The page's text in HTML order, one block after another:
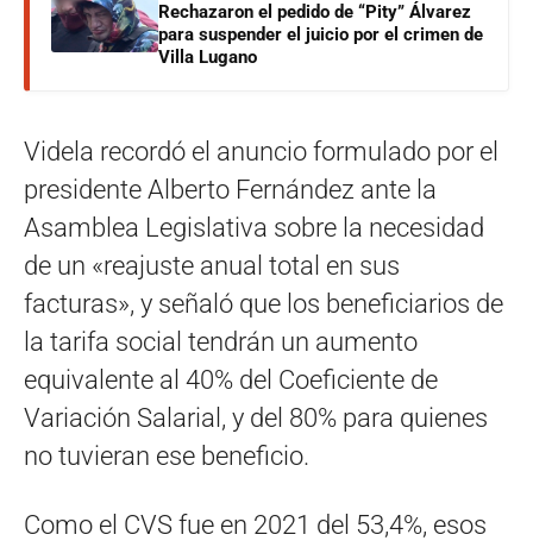
Rechazaron el pedido de “Pity” Álvarez
para suspender el juicio por el crimen de
Villa Lugano
Videla recordó el anuncio formulado por el
presidente Alberto Fernández ante la
Asamblea Legislativa sobre la necesidad
de un «reajuste anual total en sus
facturas», y señaló que los beneficiarios de
la tarifa social tendrán un aumento
equivalente al 40% del Coeficiente de
Variación Salarial, y del 80% para quienes
no tuvieran ese beneficio.
Como el CVS fue en 2021 del 53,4%, esos